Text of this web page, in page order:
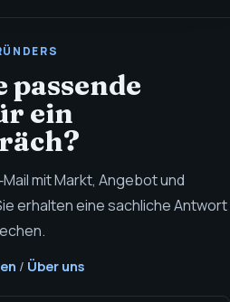
passende
ein
mit Markt, Angebot und
erhalten eine sachliche Antwort
/ Über uns